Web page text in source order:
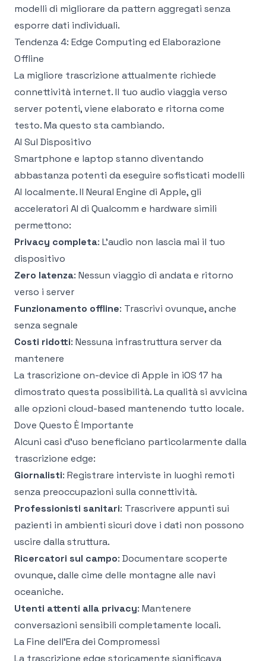
modelli di migliorare da pattern aggregati senza
esporre dati individuali.
Tendenza 4: Edge Computing ed Elaborazione
Offline
La migliore trascrizione attualmente richiede
connettività internet. Il tuo audio viaggia verso
server potenti, viene elaborato e ritorna come
testo. Ma questo sta cambiando.
AI Sul Dispositivo
Smartphone e laptop stanno diventando
abbastanza potenti da eseguire sofisticati modelli
AI localmente. Il Neural Engine di Apple, gli
acceleratori AI di Qualcomm e hardware simili
permettono:
Privacy completa: L'audio non lascia mai il tuo
dispositivo
Zero latenza: Nessun viaggio di andata e ritorno
verso i server
Funzionamento offline: Trascrivi ovunque, anche
senza segnale
Costi ridotti: Nessuna infrastruttura server da
mantenere
La trascrizione on-device di Apple in iOS 17 ha
dimostrato questa possibilità. La qualità si avvicina
alle opzioni cloud-based mantenendo tutto locale.
Dove Questo È Importante
Alcuni casi d'uso beneficiano particolarmente dalla
trascrizione edge:
Giornalisti: Registrare interviste in luoghi remoti
senza preoccupazioni sulla connettività.
Professionisti sanitari: Trascrivere appunti sui
pazienti in ambienti sicuri dove i dati non possono
uscire dalla struttura.
Ricercatori sul campo: Documentare scoperte
ovunque, dalle cime delle montagne alle navi
oceaniche.
Utenti attenti alla privacy: Mantenere
conversazioni sensibili completamente locali.
La Fine dell'Era dei Compromessi
La trascrizione edge storicamente significava